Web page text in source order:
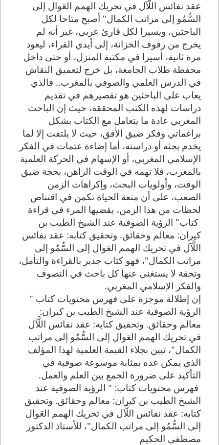
عقد نفائس اللَّآل في تحريك الهمم العَوال إلى
السُّمُو إلى مراتب الكمال" أصبح متاحا لكل
الباحثين، ويسيرا لكل قارئ عربي، غير أنه لم
يخرج من رفوف الخزانة، إلى أيدي القراء، ليعود
مرة ثانية، أسيرا في مكتبة المنزل، أو حتى داخل
محفظة طلاب الجامعة، بل خرج لتعميق النقاش
في الدرس العلمي والصوفي بالمغرب.. فالذي
يعاب على الباحثين هو تقصيرهم في تقديم
دراسات لهذه الكتب المحققة، حيث إن الباحث
المغربي عادة ما يتعامل مع الكتاب بشكل
براغماتي وفكر ضيق الأفق، حيث لا يلتفت إلا لما
يخدم بحثه أو دراسته، أما إضاءة عتمات في الفكر
الإسلامي المغربي، أو الإسهام في الحركة العلمية
بالمغرب، فلا تهمه في الوقت الراهن، بحجة ضيق
الوقت، وأولويات البحث، وإكراهات الزمن
الصعب، على أن متعة الحياة تكمن في اقتناص
لحظات من هذا الزمن، يقضيها المرء في قراءة
كتاب" الرؤية الصوفية عند الشيخ الطيب بن
كيران: معالم وحقائق. وتحقيق كتابه: عقد نفائس
اللَّآل في تحريك الهمم العَوال إلى السُّمُو إلى
مراتب الكمال"، فهو كتاب جدير بالقراءة والتأمل،
وتحفة لا يستغني عنها كل باحث في التصوف
والفكر الإسلامي المغربي.
إن إطلالة موجزة على فهرس محتويات كتاب "
الرؤية الصوفية عند الشيخ الطيب بن كيران:
معالم وحقائق. وتحقيق كتابه: عقد نفائس اللَّآل
في تحريك الهمم العَوال إلى السُّمُو إلى مراتب
الكمال"، تبين بجلاء القيمة العلمية لهذا المؤلف
الذي يمكن عده بمثابة موسوعة صوفية في
التأكيد على ضرورة الجمع بين العلم والعمل.
فهرس محتويات كتاب: " الرؤية الصوفية عند
الشيخ الطيب بن كيران: معالم وحقائق. وتحقيق
كتابه: عقد نفائس اللَّآل في تحريك الهمم العَوال
إلى السُّمُو إلى مراتب الكمال"، للأستاذ الدكتور
مصطفى الحكيم